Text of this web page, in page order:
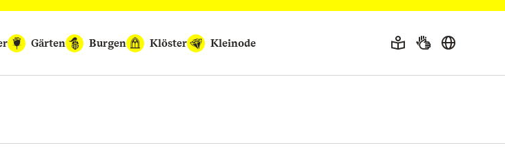
Gärten Burgen Klöster Kleinode